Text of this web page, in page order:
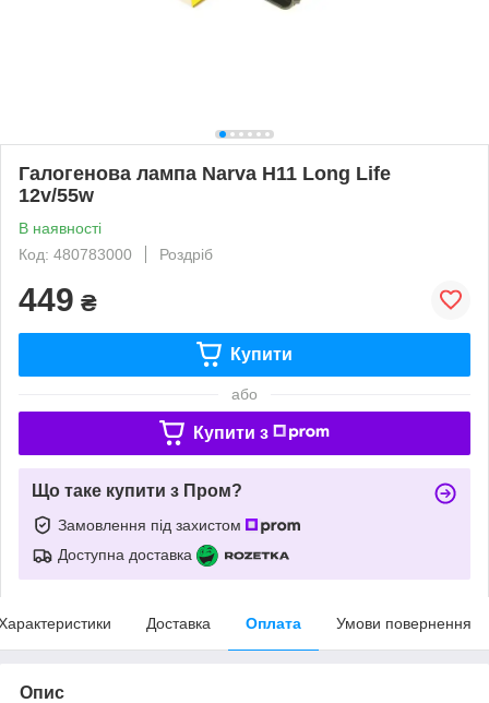
Галогенова лампа Narva H11 Long Life
12v/55w
В наявності
Код: 480783000
Роздріб
449 ₴
Купити
або
Купити з
Що таке купити з Пром?
Замовлення під захистом
Доступна доставка
Доставка Оплата Умови повернення
Опис